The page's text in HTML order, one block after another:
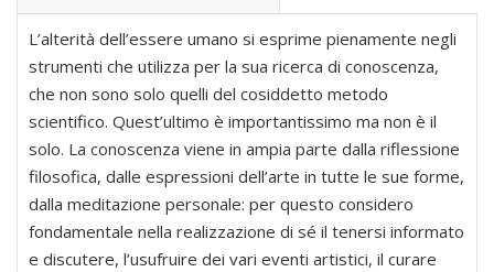
L’alterità dell’essere umano si esprime pienamente negli
strumenti che utilizza per la sua ricerca di conoscenza,
che non sono solo quelli del cosiddetto metodo
scientifico. Quest’ultimo è importantissimo ma non è il
solo. La conoscenza viene in ampia parte dalla riflessione
filosofica, dalle espressioni dell’arte in tutte le sue forme,
dalla meditazione personale: per questo considero
fondamentale nella realizzazione di sé il tenersi informato
e discutere, l’usufruire dei vari eventi artistici, il curare